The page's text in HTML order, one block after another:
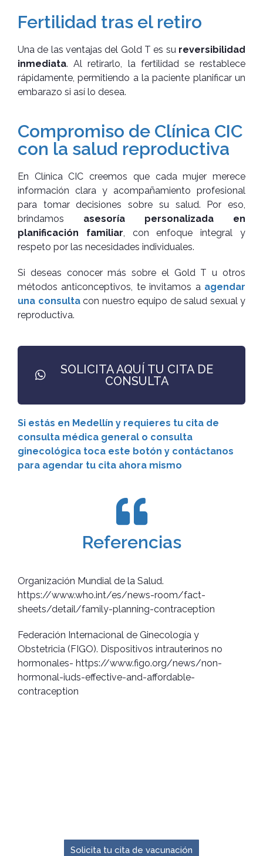
Fertilidad tras el retiro
Una de las ventajas del Gold T es su reversibilidad
inmediata. Al retirarlo, la fertilidad se restablece
rápidamente, permitiendo a la paciente planificar un
embarazo si así lo desea.
Compromiso de Clínica CIC
con la salud reproductiva
En Clínica CIC creemos que cada mujer merece
información clara y acompañamiento profesional
para tomar decisiones sobre su salud. Por eso,
brindamos asesoría personalizada en
planificación familiar , con enfoque integral y
respeto por las necesidades individuales.
Si deseas conocer más sobre el Gold T u otros
métodos anticonceptivos, te invitamos a agendar
una consultacon nuestro equipo de salud sexual y
reproductiva.
SOLICITA AQUÍ TU CITA DE
CONSULTA
Si estás en Medellín y requieres tu cita de
consulta médica general o consulta
ginecológica toca este botón y contáctanos
para agendar tu cita ahora mismo
Referencias
Organización Mundial de la Salud.
https://www.who.int/es/news-room/fact-
sheets/detail/family-planning-contraception
Federación Internacional de Ginecología y
Obstetricia (FIGO). Dispositivos intrauterinos no
hormonales- https://www.figo.org/news/non-
hormonal-iuds-effective-and-affordable-
contraception
Solicita tu cita de vacunación